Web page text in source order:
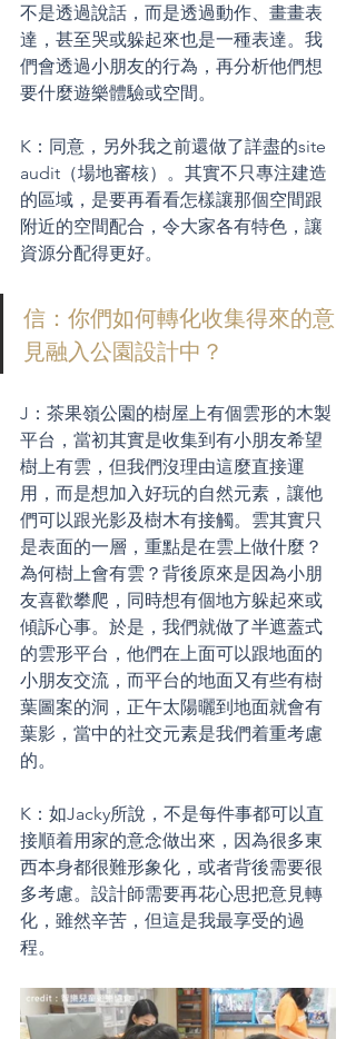
不是透過說話，而是透過動作、畫畫表
達，甚至哭或躲起來也是一種表達。我
們會透過小朋友的行為，再分析他們想
要什麼遊樂體驗或空間。
K：同意，另外我之前還做了詳盡的site
audit（場地審核）。其實不只專注建造
的區域，是要再看看怎樣讓那個空間跟
附近的空間配合，令大家各有特色，讓
資源分配得更好。
信：你們如何轉化收集得來的意
見融入公園設計中？
J：茶果嶺公園的樹屋上有個雲形的木製
平台，當初其實是收集到有小朋友希望
樹上有雲，但我們沒理由這麼直接運
用，而是想加入好玩的自然元素，讓他
們可以跟光影及樹木有接觸。雲其實只
是表面的一層，重點是在雲上做什麼？
為何樹上會有雲？背後原來是因為小朋
友喜歡攀爬，同時想有個地方躲起來或
傾訴心事。於是，我們就做了半遮蓋式
的雲形平台，他們在上面可以跟地面的
小朋友交流，而平台的地面又有些有樹
葉圖案的洞，正午太陽曬到地面就會有
葉影，當中的社交元素是我們着重考慮
的。
K：如Jacky所說，不是每件事都可以直
接順着用家的意念做出來，因為很多東
西本身都很難形象化，或者背後需要很
多考慮。設計師需要再花心思把意見轉
化，雖然辛苦，但這是我最享受的過
程。